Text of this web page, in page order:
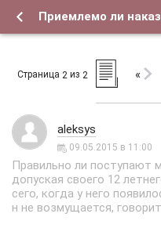
Страница 2 из 2 «
aleksys
09.05.2015 в 11:00
Правильно ли поступают
допуская своего 12
сего, когда у него
н не возмущается,